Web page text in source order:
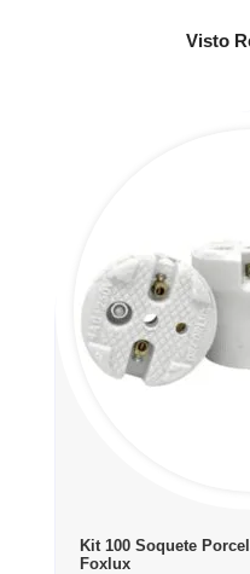
Visto
Kit 100 Soquete
Foxlux